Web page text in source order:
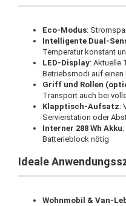
Eco-Modus:
Intelligente Dual-
Temperatur konstant
LED-Display: Aktuelle
Betriebsmodi auf einen
Griff und Rollen
Transport auch bei
Klapptisch-Aufsatz:
Servierstation oder
Interner 288 Wh Akku
Batterieblock nötig
Ideale
Wohnmobil & Van-